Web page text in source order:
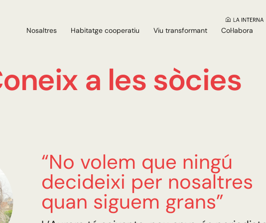
Nosaltres Habitatge cooperatiu Viu transformant Col·labora
a les sòcies
“No volem que ningú
decideixi per nosaltres
quan siguem grans”